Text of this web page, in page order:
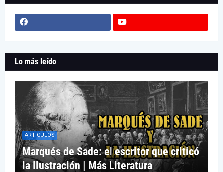
Lo más leído
ARTÍCULOS
Marqués de Sade: el escritor que criticó
la Ilustración | Más Literatura